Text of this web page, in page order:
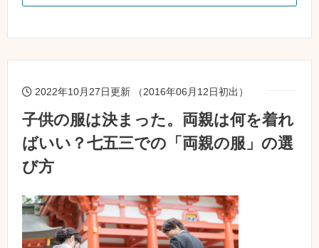
2022年10月27日更新 （2016年06月12日初出）
子供の服は決まった。両親は何を着れ
ばいい？七五三での「両親の服」の選
び方